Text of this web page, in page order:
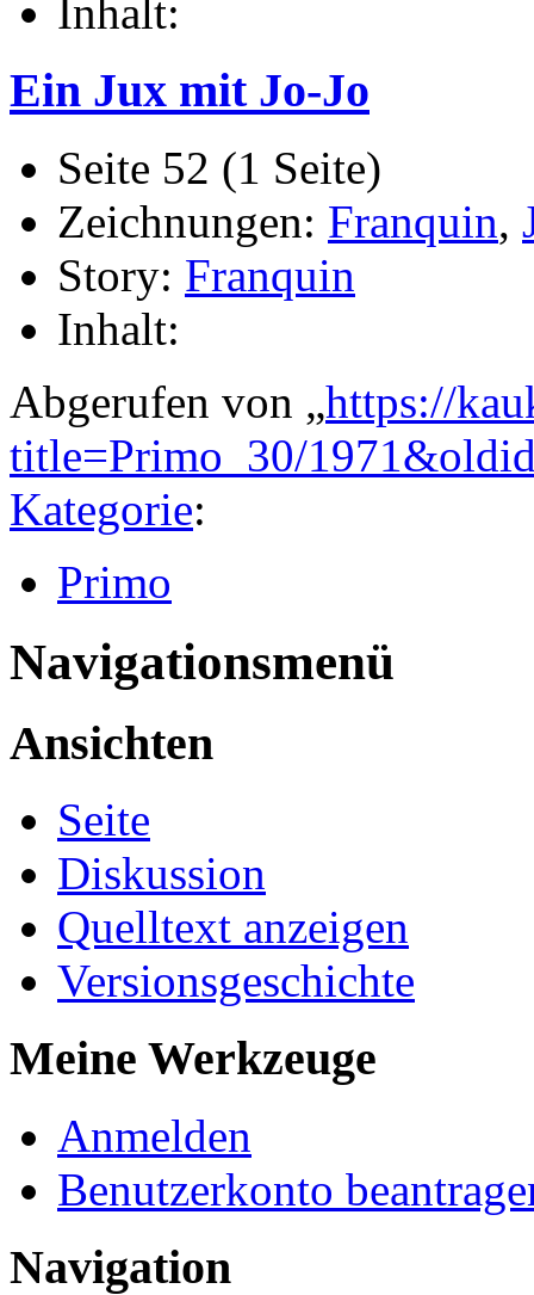
Inhalt:
Ein Jux mit Jo-Jo
Seite 52 (1 Seite)
Zeichnungen: Franquin,
Story: Franquin
Inhalt:
Abgerufen von „https://
title=Primo_30/
Kategorie:
Primo
Navigationsmenü
Ansichten
Seite
Diskussion
Quelltext anzeigen
Versionsgeschichte
Meine Werkzeuge
Anmelden
Benutzerkonto
Navigation